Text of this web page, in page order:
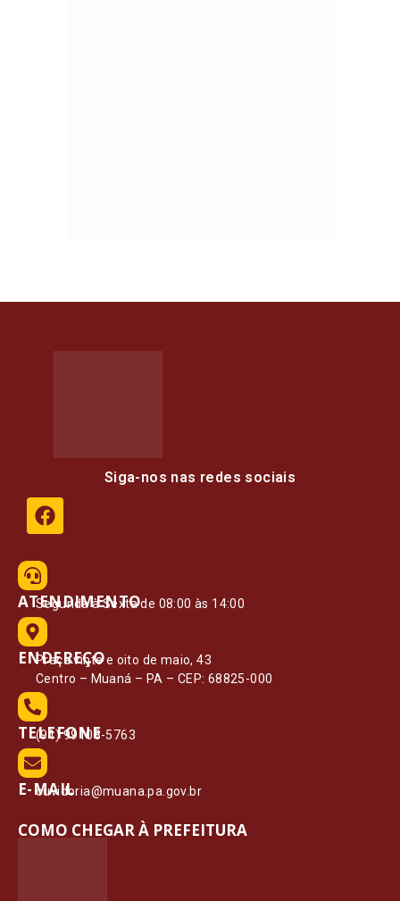
Siga-nos nas redes sociais
ATENDIMENTO
Segunda à Sexta de 08:00 às 14:00
ENDEREÇO
Praça vinte e oito de maio, 43
Centro – Muaná – PA – CEP: 68825-000
TELEFONE
(91) 99108-5763
E-MAIL
ouvidoria@muana.pa.gov.br
COMO CHEGAR À PREFEITURA